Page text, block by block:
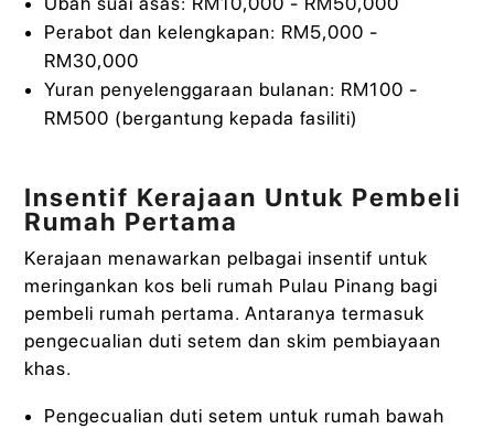
Perabot dan kelengkapan: RM5,000 -
RM30,000
Yuran penyelenggaraan bulanan: RM100 -
RM500 (bergantung kepada fasiliti)
Insentif Kerajaan Untuk Pembeli
Rumah Pertama
Kerajaan menawarkan pelbagai insentif untuk
meringankan kos beli rumah Pulau Pinang bagi
pembeli rumah pertama. Antaranya termasuk
pengecualian duti setem dan skim pembiayaan
khas.
Pengecualian duti setem untuk rumah bawah